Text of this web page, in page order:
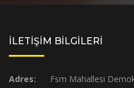
İLETİŞİM BİLGİLERİ
Adres:
Fsm Mahallesi